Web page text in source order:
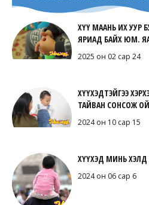
ХҮҮ МААНЬ ИХ УУР
ЯРИАД БАЙХ ЮМ.
2025 он 02 сар 24
ХҮҮХЭДТЭЙГЭЭ
ТАЙВАН СОНСОЖ
2024 он 10 сар 15
ХҮҮХЭД МИНЬ
2024 он 06 сар 6